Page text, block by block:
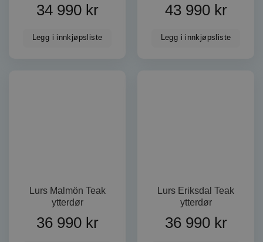
34 990 kr
Legg i innkjøpsliste
43 990 kr
Legg i innkjøpsliste
Lurs Malmön Teak
ytterdør
36 990 kr
Lurs Eriksdal Teak
ytterdør
36 990 kr